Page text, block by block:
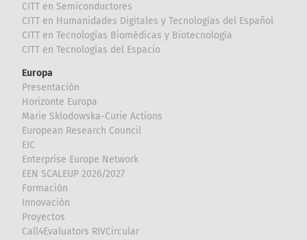
CITT en Semiconductores
CITT en Humanidades Digitales y Tecnologías del Español
CITT en Tecnologías Biomédicas y Biotecnología
CITT en Tecnologías del Espacio
Europa
Presentación
Horizonte Europa
Marie Sklodowska-Curie Actions
European Research Council
EIC
Enterprise Europe Network
EEN SCALEUP 2026/2027
Formación
Innovación
Proyectos
Call4Evaluators RIVCircular